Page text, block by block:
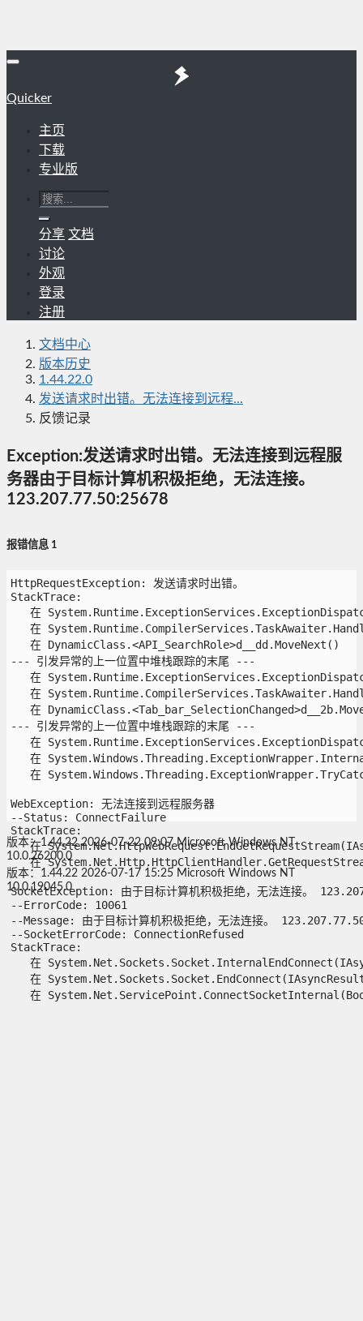
Quicker
主页
下载
专业版
分享 文档
讨论
外观
登录
注册
文档中心
版本历史
1.44.22.0
发送请求时出错。无法连接到远程...
反馈记录
Exception:发送请求时出错。无法连接到远程服
务器由于目标计算机积极拒绝，无法连接。
123.207.77.50:25678
报错信息 1
HttpRequestException: 发送请求时出错。
StackTrace:
在
在
   在 DynamicClass.<API_SearchRole>d__dd.MoveNext()
--- 引发异常的上一位置中堆栈跟踪的末尾 ---
在
在
在
--- 引发异常的上一位置中堆栈跟踪的末尾 ---
在
在
在
WebException: 无法连接到远程服务器
--Status: ConnectFailure
StackTrace:
在
在
SocketException: 由于目标计算机积极拒绝，无法连接。
--ErrorCode: 10061
--Message: 由于目标计算机积极拒绝，无法连接。
--SocketErrorCode: ConnectionRefused
StackTrace:
在
在
在
版本：1.44.222026-07-22 09:07Microsoft Windows NT
10.0.26200.0
版本：1.44.22 2026-07-17 15:25 Microsoft Windows NT
10.0.19045.0